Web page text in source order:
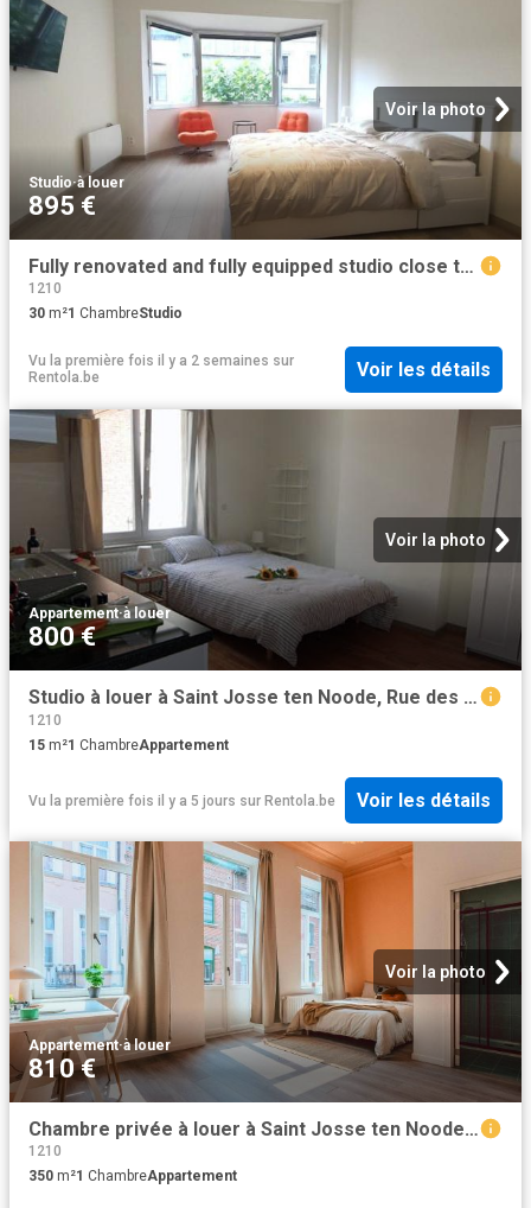
Voir la photo
Studio·à louer
895 €
Fully renovated and fully equipped studio close to the cente
1210
30 m²1 ChambreStudio
Vu la première fois il y a 2 semaines sur
Rentola.be
Voir les détails
Voir la photo
Appartement·à louer
800 €
Studio à louer à Saint Josse ten Noode, Rue des Deux Tours
1210
15 m²1 ChambreAppartement
Vu la première fois il y a 5 jours sur Rentola.be Voir les détails
Voir la photo
Appartement·à louer
810 €
Chambre privée à louer à Saint Josse ten Noode, Rue du Cadran
1210
350 m²1 ChambreAppartement